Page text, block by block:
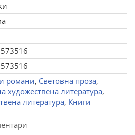
романи, Световна проза,
художествена литература,
литература, Книги